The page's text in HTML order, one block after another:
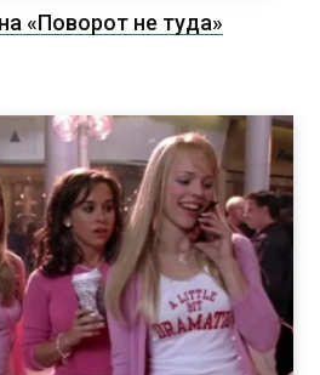
«Поворот не туда»